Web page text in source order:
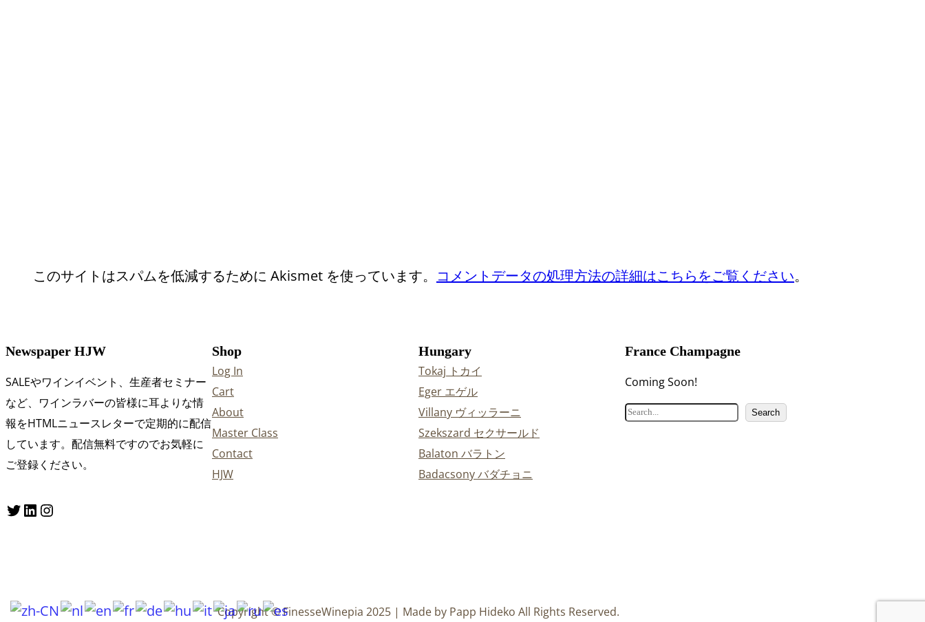
このサイトはスパムを低減するために Akismet を使っています。 コメントデータの処理方法の詳細はこちらをご覧ください。
Newspaper HJW
SALEやワインイベント、生産者セミナー
など、ワインラバーの皆様に耳よりな情
報をHTMLニュースレターで定期的に配信
しています。配信無料ですのでお気軽に
ご登録ください。
Twitter LinkedIn Instagram
Shop
Log In
Cart
About
Master Class
Contact
HJW
Hungary
Tokaj トカイ
Eger エゲル
Villany ヴィッラーニ
Szekszard セクサールド
Balaton バラトン
Badacsony バダチョニ
France Champagne
Coming Soon!
検
Search
Copyright © FinesseWinepia 2025 | Made by Papp Hideko All Rights Reserved.